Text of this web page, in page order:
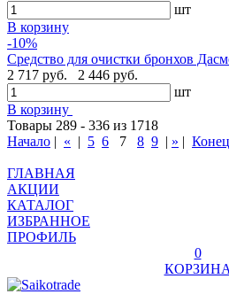
шт
В корзину
-10%
Средство для очистки бронхов
2 717 руб.
2 446 руб.
шт
В корзину
Товары 289 - 336 из 1718
Начало | « | 5 6 7 8 9 | » | Конец
ГЛАВНАЯ
АКЦИИ
КАТАЛОГ
ИЗБРАННОЕ
ПРОФИЛЬ
0
КОРЗИНА